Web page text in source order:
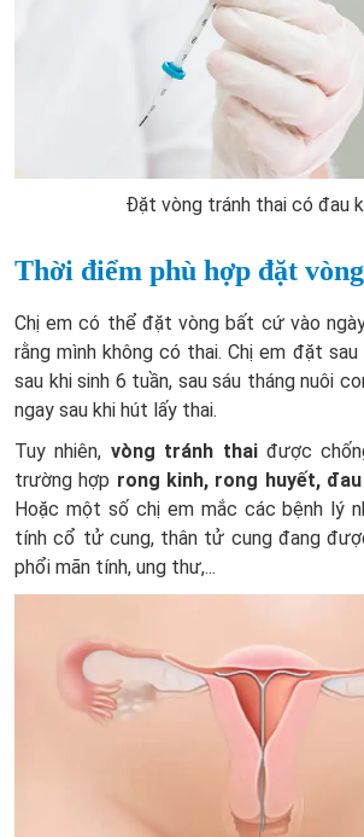
Đặt vòng tránh thai có đau
Thời điểm phù hợp đặt
Chị em có thể đặt vòng bất cứ vào
rằng mình không có thai. Chị em đặt
sau khi sinh 6 tuần, sau sáu tháng nuôi
ngay sau khi hút lấy thai.
Tuy nhiên, vòng tránh thaiđược
trường hợp rong kinh, rong huyết,
Hoặc một số chị em mắc các bệnh lý
tính cổ tử cung, thân tử cung đang
phổi mãn tính, ung thư,...